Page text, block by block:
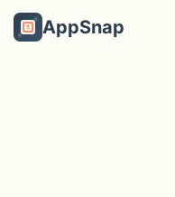
AppSnap